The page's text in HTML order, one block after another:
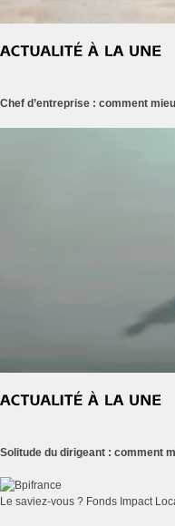
Chef d’entreprise : comment
Solitude du dirigeant : comment
Le saviez-vous ? Fonds Impact